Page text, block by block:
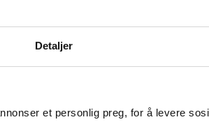
Detaljer
et personlig preg, for å levere